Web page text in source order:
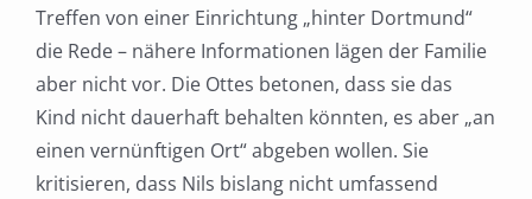
Treffen von einer Einrichtung „hinter Dortmund“
die Rede – nähere Informationen lägen der Familie
aber nicht vor. Die Ottes betonen, dass sie das
Kind nicht dauerhaft behalten könnten, es aber „an
einen vernünftigen Ort“ abgeben wollen. Sie
kritisieren, dass Nils bislang nicht umfassend